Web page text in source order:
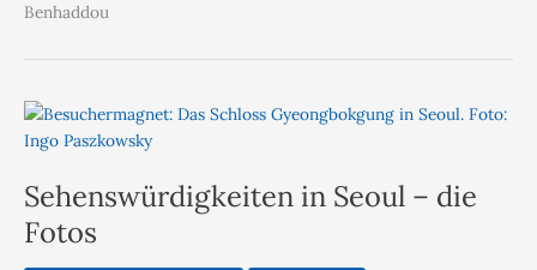
Benhaddou
Sehenswürdigkeiten in Seoul – die
Fotos